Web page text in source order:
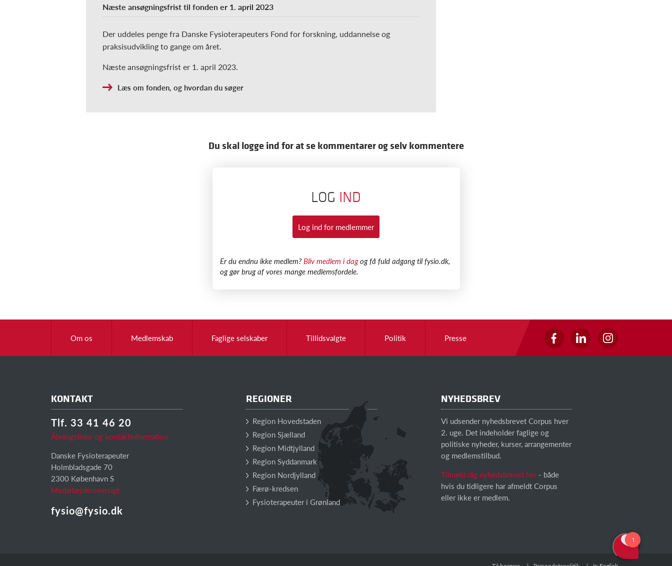
Næste ansøgningsfrist til fonden er 1. april 2023
Der uddeles penge fra Danske Fysioterapeuters Fond for forskning, uddannelse og
praksisudvikling to gange om året.
Næste ansøgningsfrist er 1. april 2023.
Læs om fonden, og hvordan du søger
Du skal logge ind for at se kommentarer og selv kommentere
LOG IND
Log ind for medlemmer
​Er du endnu ikke medlem? Bliv medlem i dagog få fuld adgang til fysio.dk,
og gør brug af vores mange medlemsfordele.
Om os Medlemskab Faglige selskaber Tillidsvalgte Politik Presse
KONTAKT
Tlf. 33 41 46 20
Åbningstider og kontaktinformation
Danske Fysioterapeuter
Holmbladsgade 70
2300 København S
Medarbejderoversigt
fysio@fysio.dk
REGIONER
Region Hovedstaden
Region Sjælland
Region Midtjylland
Region Syddanmark
Region Nordjylland
Færø-kredsen
Fysioterapeuter i Grønland
NYHEDSBREV
Vi udsender nyhedsbrevet Corpus hver
2. uge. Det indeholder faglige og
politiske nyheder, kurser, arrangementer
og medlemstilbud.
Tilmeld dig nyhedsbrevet her- både
hvis du tidligere har afmeldt Corpus
eller ikke er medlem.